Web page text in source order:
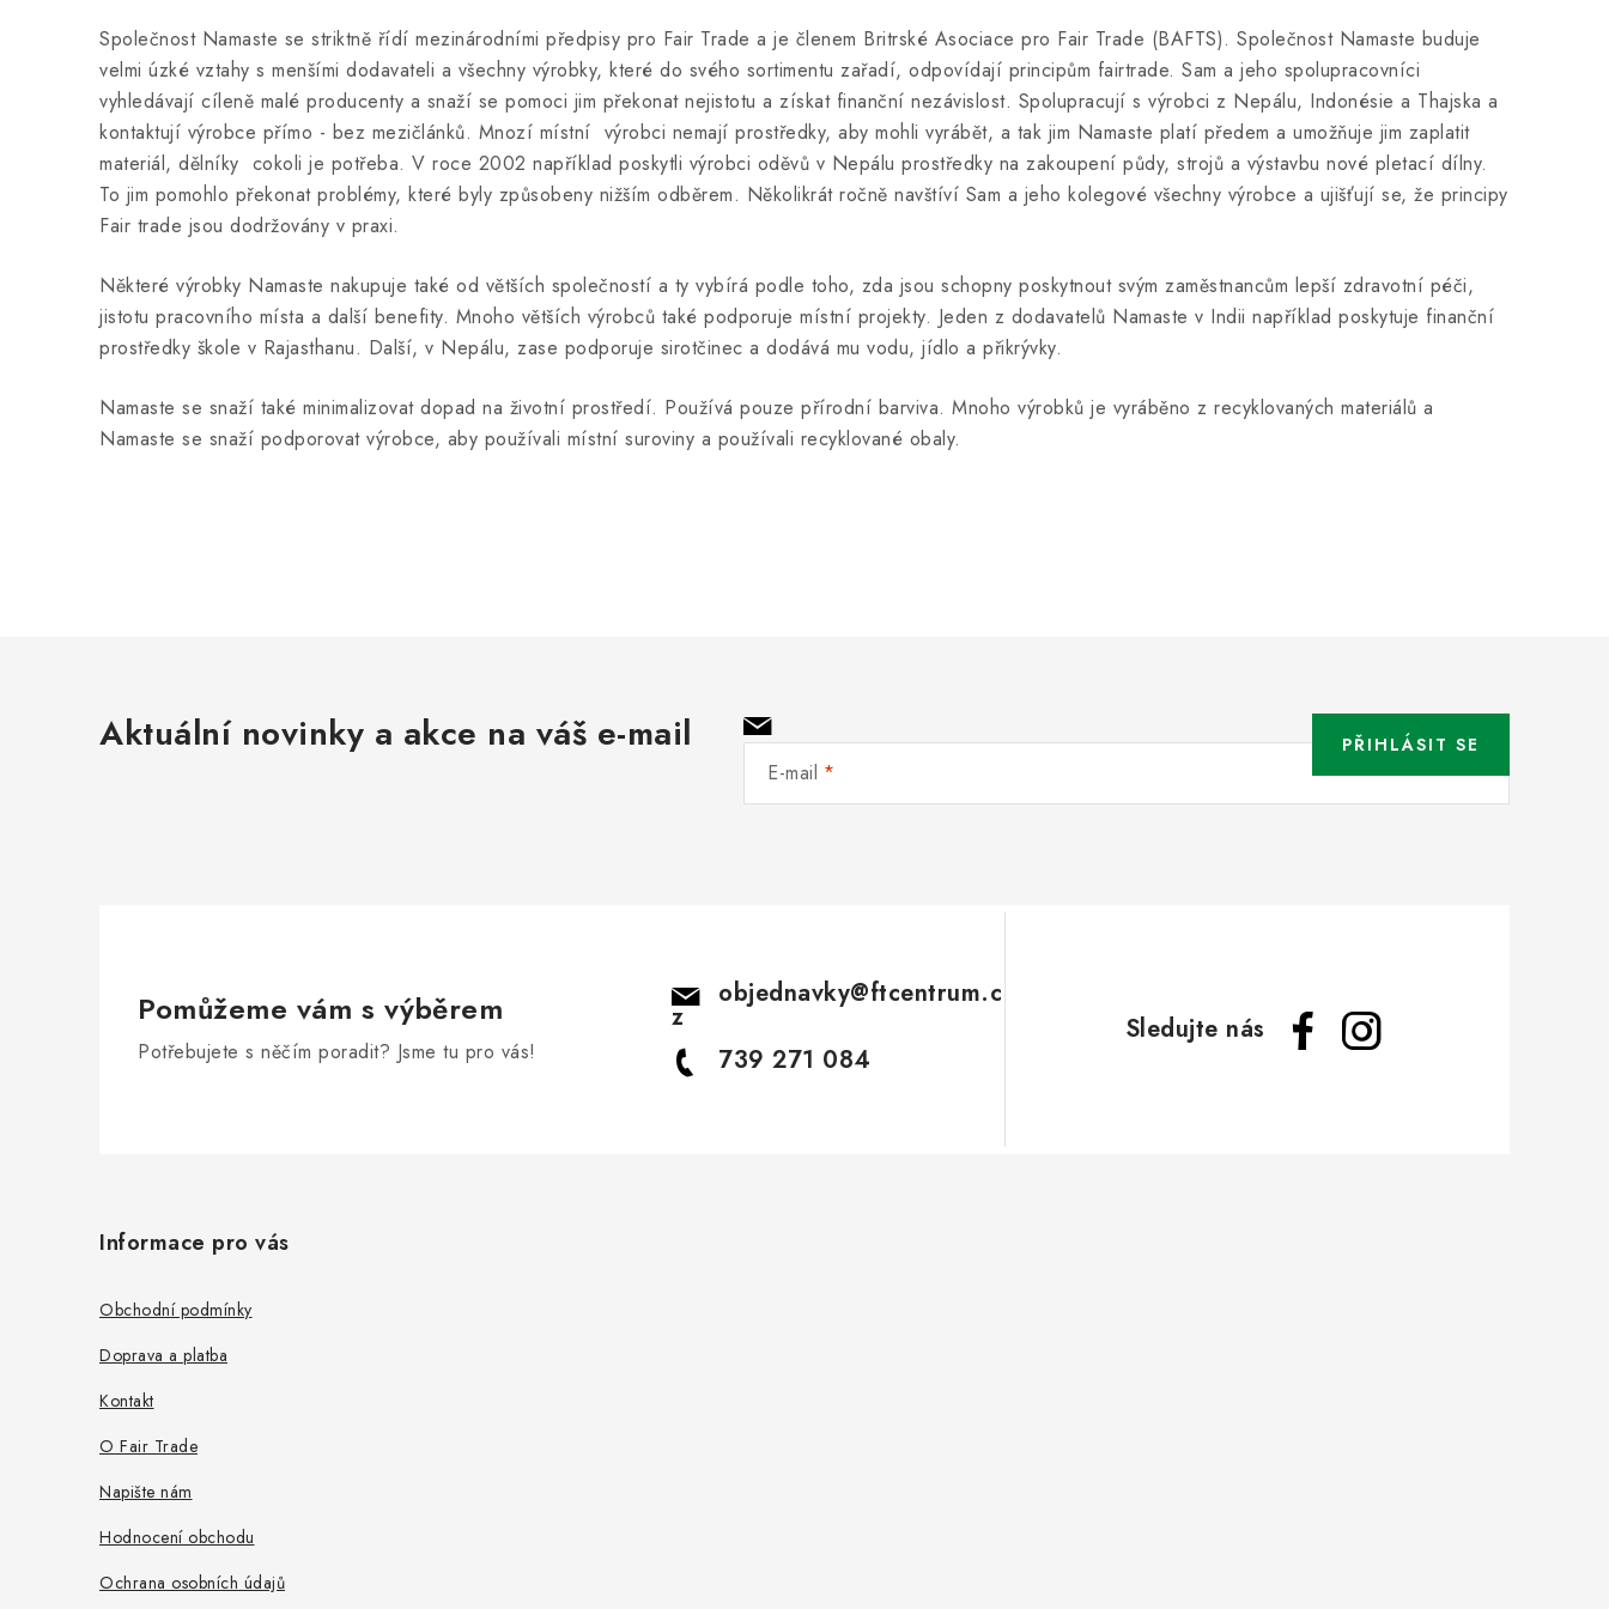
Společnost Namaste se striktně řídí mezinárodními předpisy pro Fair Trade a je členem Britrské Asociace pro Fair Trade (BAFTS). Společnost Namaste buduje
velmi úzké vztahy s menšími dodavateli a všechny výrobky, které do svého sortimentu zařadí, odpovídají principům fairtrade. Sam a jeho spolupracovníci
vyhledávají cíleně malé producenty a snaží se pomoci jim překonat nejistotu a získat finanční nezávislost. Spolupracují s výrobci z Nepálu, Indonésie a Thajska a
kontaktují výrobce přímo - bez mezičlánků. Mnozí místní výrobci nemají prostředky, aby mohli vyrábět, a tak jim Namaste platí předem a umožňuje jim zaplatit
materiál, dělníky cokoli je potřeba. V roce 2002 například poskytli výrobci oděvů v Nepálu prostředky na zakoupení půdy, strojů a výstavbu nové pletací dílny.
To jim pomohlo překonat problémy, které byly způsobeny nižším odběrem. Několikrát ročně navštíví Sam a jeho kolegové všechny výrobce a ujišťují se, že principy
Fair trade jsou dodržovány v praxi.
Některé výrobky Namaste nakupuje také od větších společností a ty vybírá podle toho, zda jsou schopny poskytnout svým zaměstnancům lepší zdravotní péči,
jistotu pracovního místa a další benefity. Mnoho větších výrobců také podporuje místní projekty. Jeden z dodavatelů Namaste v Indii například poskytuje finanční
prostředky škole v Rajasthanu. Další, v Nepálu, zase podporuje sirotčinec a dodává mu vodu, jídlo a přikrývky.
Namaste se snaží také minimalizovat dopad na životní prostředí. Používá pouze přírodní barviva. Mnoho výrobků je vyráběno z recyklovaných materiálů a
Namaste se snaží podporovat výrobce, aby používali místní suroviny a používali recyklované obaly.
Aktuální novinky a akce na váš e-mail
E-mail
PŘIHLÁSIT SE
Pomůžeme vám s výběrem
Potřebujete s něčím poradit? Jsme tu pro vás!
objednavky@ftcentrum.c
z
739 271 084
Informace pro vás
Obchodní podmínky
Doprava a platba
Kontakt
O Fair Trade
Napište nám
Hodnocení obchodu
Ochrana osobních údajů